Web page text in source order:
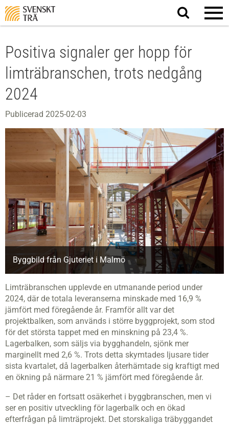
Sök
på
Positiva signaler ger hopp för
limträbranschen, trots nedgång
2024
Publicerad 2025-02-03
Byggbild från Gjuteriet i Malmö
Limträbranschen upplevde en utmanande period under
2024, där de totala leveranserna minskade med 16,9 %
jämfört med föregående år. Framför allt var det
projektbalken, som används i större byggprojekt, som stod
för det största tappet med en minskning på 23,4 %.
Lagerbalken, som säljs via bygghandeln, sjönk mer
marginellt med 2,6 %. Trots detta skymtades ljusare tider
sista kvartalet, då lagerbalken återhämtade sig kraftigt med
en ökning på närmare 21 % jämfört med föregående år.
– Det råder en fortsatt osäkerhet i byggbranschen, men vi
ser en positiv utveckling för lagerbalk och en ökad
efterfrågan på limträprojekt. Det storskaliga träbyggandet